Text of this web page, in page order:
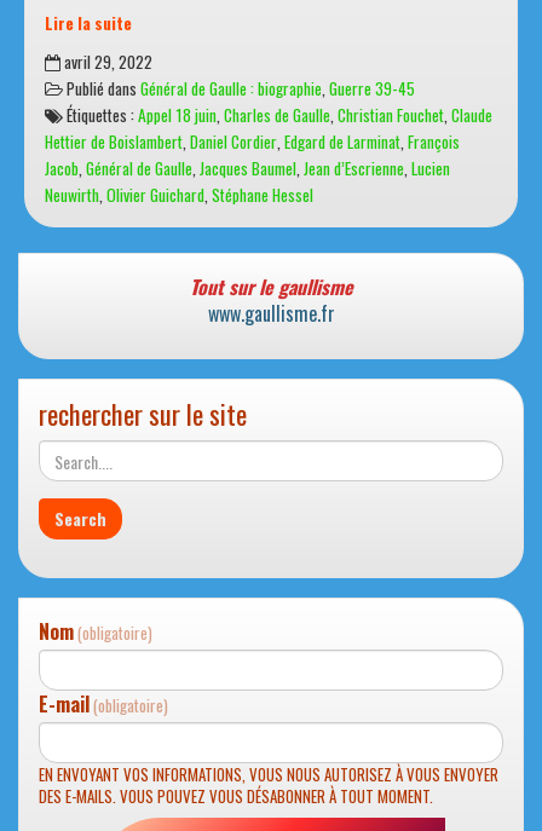
Lire la suite
L’Appel
du
18
juin
40
avril 29, 2022
Publié dans Général de Gaulle : biographie,Guerre 39-45
Étiquettes :Appel 18 juin,Charles de Gaulle,Christian Fouchet,Claude
Hettier de Boislambert,Daniel Cordier,Edgard de Larminat,François
Jacob,Général de Gaulle,Jacques Baumel,Jean d’Escrienne,Lucien
Neuwirth,Olivier Guichard,Stéphane Hessel
Tout sur le gaullisme
www.gaullisme.fr
rechercher sur le site
Nom(obligatoire)
E-mail(obligatoire)
EN ENVOYANT VOS INFORMATIONS, VOUS NOUS AUTORISEZ À VOUS ENVOYER
DES E-MAILS. VOUS POUVEZ VOUS DÉSABONNER À TOUT MOMENT.